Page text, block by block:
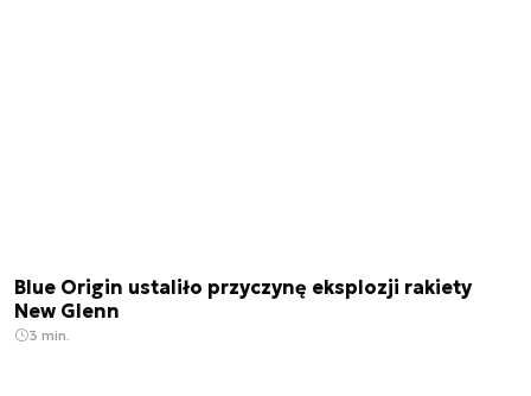
Blue Origin ustaliło przyczynę eksplozji rakiety
New Glenn
3 min.